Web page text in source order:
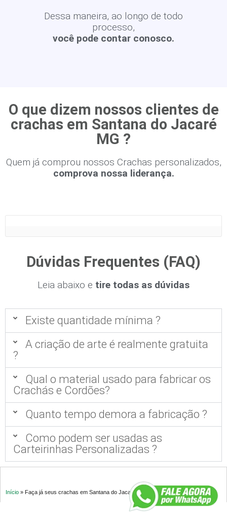
Dessa maneira, ao longo de todo
processo,
você pode contar conosco.
O que dizem nossos clientes de
crachas em Santana do Jacaré
MG ?
Quem já comprou nossos Crachas personalizados,
comprova nossa liderança.
Dúvidas Frequentes (FAQ)
Leia abaixo e tire todas as dúvidas
Existe quantidade mínima ?
A criação de arte é realmente gratuita
?
Qual o material usado para fabricar os
Crachás e Cordões?
Quanto tempo demora a fabricação ?
Como podem ser usadas as
Carteirinhas Personalizadas ?
Início » Faça já seus crachas em Santana do Jacaré MG